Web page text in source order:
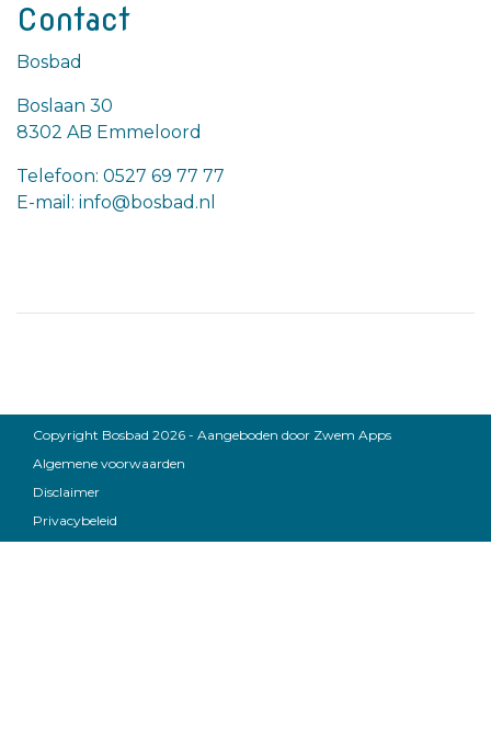
Contact
Bosbad
Boslaan 30
8302 AB Emmeloord
Telefoon: 0527 69 77 77
E-mail: info@bosbad.nl
Copyright Bosbad 2026 - Aangeboden door Zwem Apps
Algemene voorwaarden
Disclaimer
Privacybeleid